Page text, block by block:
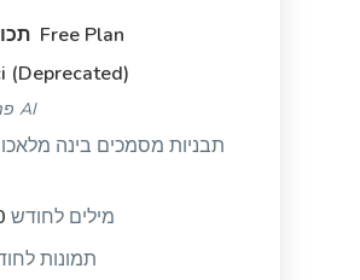
Headlines
convincing headlines to make
Ads stand out.
Titles
מִקצוֹעָן
תכונות של Free Plan
(Deprecated)
פתח מודל AI
תבניות מסמכים בינה
מילים לחודש
תמונות